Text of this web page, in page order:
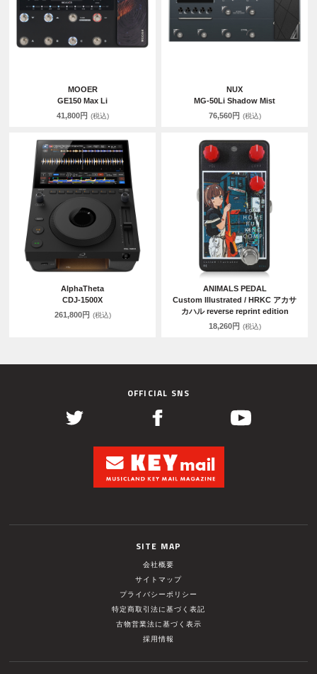
MOOER
GE150 Max Li
41,800円 (税込)
NUX
MG-50Li Shadow Mist
76,560円 (税込)
AlphaTheta
CDJ-1500X
261,800円 (税込)
ANIMALS PEDAL
Custom Illustrated / HRKC アカサ
カハル reverse reprint edition
18,260円 (税込)
OFFICIAL SNS
SITE MAP
会社概要
サイトマップ
プライバシーポリシー
特定商取引法に基づく表記
古物営業法に基づく表示
採用情報